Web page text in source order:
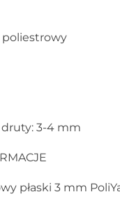
poliestrowy
druty: 3-4 mm
płaski 3 mm